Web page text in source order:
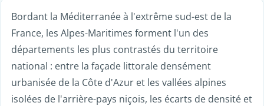
Bordant la Méditerranée à l'extrême sud-est de la
France, les Alpes-Maritimes forment l'un des
départements les plus contrastés du territoire
national : entre la façade littorale densément
urbanisée de la Côte d'Azur et les vallées alpines
isolées de l'arrière-pays niçois, les écarts de densité et